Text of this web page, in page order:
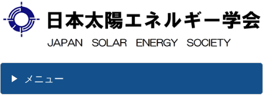
メニュー